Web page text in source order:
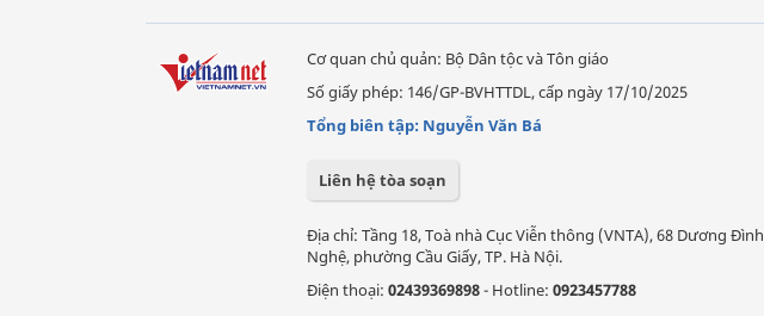
Cơ quan chủ quản: Bộ Dân tộc và Tôn giáo
Số giấy phép: 146/GP-BVHTTDL, cấp ngày 17/10/2025
Tổng biên tập: Nguyễn Văn Bá
Liên hệ tòa soạn
Địa chỉ: Tầng 18, Toà nhà Cục Viễn thông (VNTA), 68 Dương Đình
Nghệ, phường Cầu Giấy, TP. Hà Nội.
Điện thoại: 02439369898- Hotline: 0923457788